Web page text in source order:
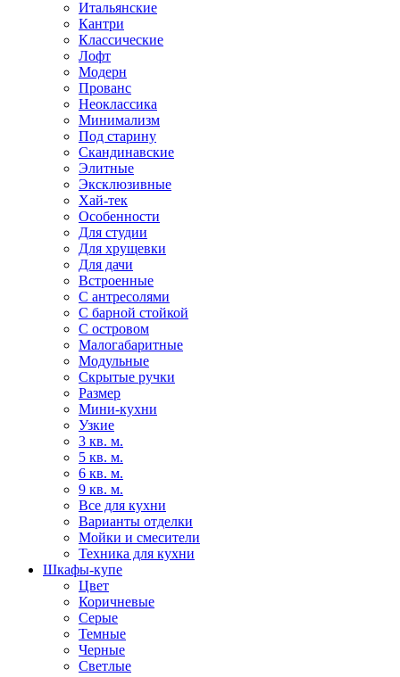
Итальянские
Кантри
Классические
Лофт
Модерн
Прованс
Неоклассика
Минимализм
Под старину
Скандинавские
Элитные
Эксклюзивные
Хай-тек
Особенности
Для студии
Для хрущевки
Для дачи
Встроенные
С антресолями
С барной стойкой
С островом
Малогабаритные
Модульные
Скрытые ручки
Размер
Мини-кухни
Узкие
3 кв. м.
5 кв. м.
6 кв. м.
9 кв. м.
Все для кухни
Варианты отделки
Мойки и смесители
Техника для кухни
Шкафы-купе
Цвет
Коричневые
Серые
Темные
Черные
Светлые